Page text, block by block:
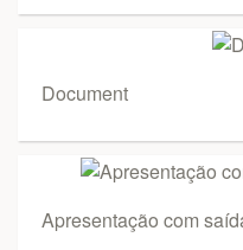
Document
Apresentação com